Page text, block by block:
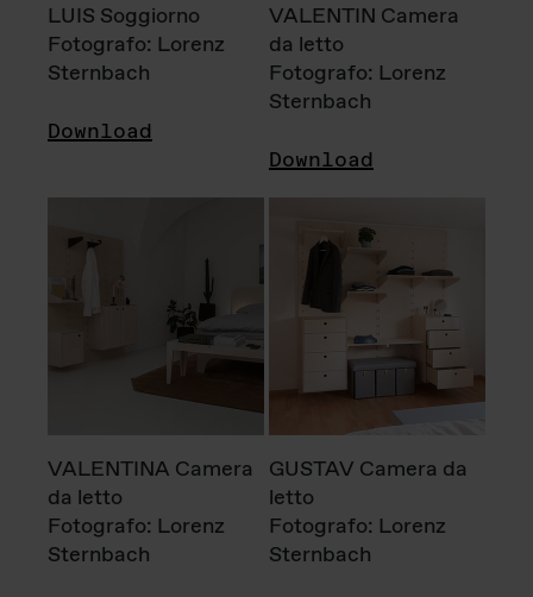
LUIS Soggiorno
Fotografo: Lorenz
Sternbach
Download
VALENTIN Camera
da letto
Fotografo: Lorenz
Sternbach
Download
VALENTINA Camera
da letto
Fotografo: Lorenz
Sternbach
GUSTAV Camera da
letto
Fotografo: Lorenz
Sternbach